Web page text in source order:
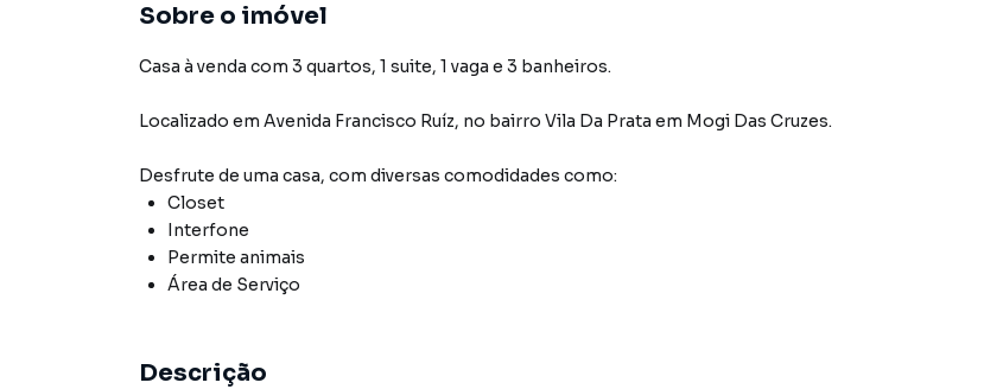
Sobre o imóvel
Casa à venda com 3 quartos, 1 suite, 1 vaga e 3 banheiros.
Localizado em Avenida Francisco Ruíz, no bairro Vila Da Prata em Mogi Das Cruzes.
Desfrute de uma casa, com diversas comodidades como:
Closet
Interfone
Permite animais
Área de Serviço
Descrição